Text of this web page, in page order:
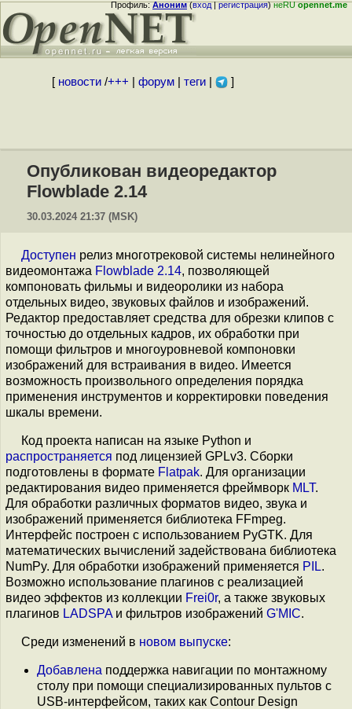
Профиль:Аноним(вход|регистрация)неRUopennet.me
[ новости/+++ форум| теги| ]
Опубликован видеоредактор
Flowblade 2.14
30.03.2024 21:37 (MSK)
Доступен релиз многотрековой системы нелинейного
видеомонтажа Flowblade 2.14, позволяющей
компоновать фильмы и видеоролики из набора
отдельных видео, звуковых файлов и изображений.
Редактор предоставляет средства для обрезки клипов с
точностью до отдельных кадров, их обработки при
помощи фильтров и многоуровневой компоновки
изображений для встраивания в видео. Имеется
возможность произвольного определения порядка
применения инструментов и корректировки поведения
шкалы времени.
Код проекта написан на языке Python и
распространяется под лицензией GPLv3. Сборки
подготовлены в формате Flatpak. Для организации
редактирования видео применяется фреймворк MLT.
Для обработки различных форматов видео, звука и
изображений применяется библиотека FFmpeg.
Интерфейс построен с использованием PyGTK. Для
математических вычислений задействована библиотека
NumPy. Для обработки изображений применяется PIL.
Возможно использование плагинов с реализацией
видео эффектов из коллекции Frei0r, а также звуковых
плагинов LADSPA и фильтров изображений G'MIC.
Среди изменений в новом выпуске:
Добавлена поддержка навигации по монтажному
столу при помощи специализированных пультов с
USB-интерфейсом, таких как Contour Design